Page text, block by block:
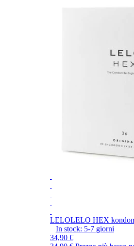
LELOLELO HEX
In stock: 5-7 giorni
34,90 €